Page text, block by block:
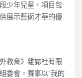
少年兒童，項目包
展示藝術才華的優
教育》雜誌社有限
委會，賽事以“我的